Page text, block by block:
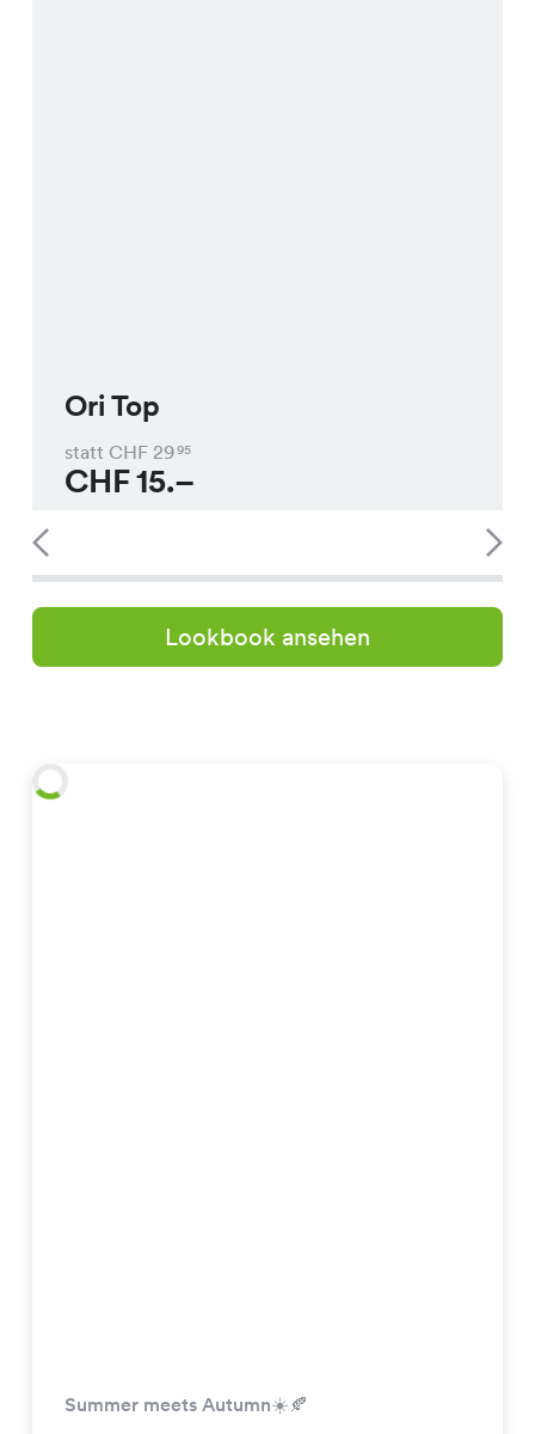
Ori Top
statt CHF 2995
CHF15.–
Lookbook ansehen
Summer meets Autumn☀️🍂